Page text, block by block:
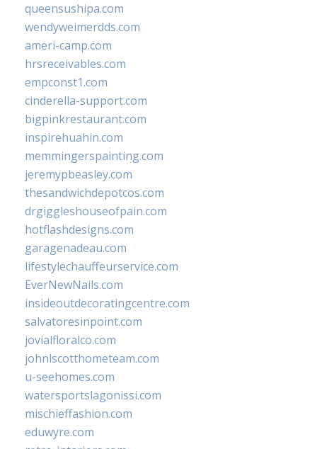
queensushipa.com
wendyweimerdds.com
ameri-camp.com
hrsreceivables.com
empconst1.com
cinderella-support.com
bigpinkrestaurant.com
inspirehuahin.com
memmingerspainting.com
jeremypbeasley.com
thesandwichdepotcos.com
drgiggleshouseofpain.com
hotflashdesigns.com
garagenadeau.com
lifestylechauffeurservice.com
EverNewNails.com
insideoutdecoratingcentre.com
salvatoresinpoint.com
jovialfloralco.com
johnlscotthometeam.com
u-seehomes.com
watersportslagonissi.com
mischieffashion.com
eduwyre.com